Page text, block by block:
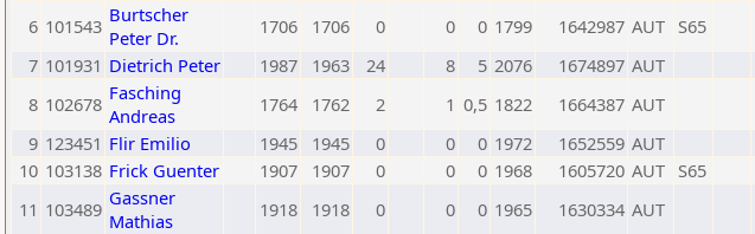
6 101543 Burtscher
Peter Dr.
1706 1706 0 0 0 1799 1642987 AUT S65
7 101931 Dietrich Peter 1987 1963 24 8 5 2076 1674897 AUT
8 102678 Fasching
Andreas
1764 1762 2 1 0,5 1822 1664387 AUT
9 123451 Flir Emilio 1945 1945 0 0 0 1972 1652559 AUT
10 103138 Frick Guenter 1907 1907 0 0 0 1968 1605720 AUT S65
11 103489 Gassner
Mathias
1918 1918 0 0 0 1965 1630334 AUT